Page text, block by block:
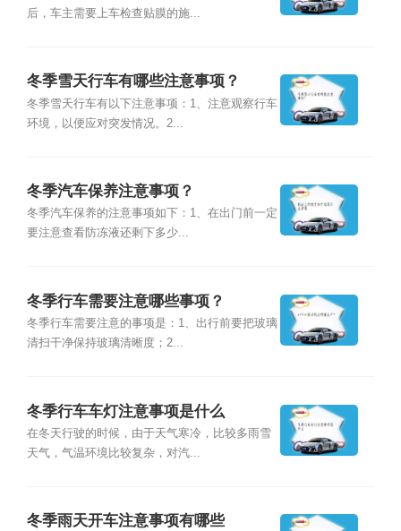
后，车主需要上车检查贴膜的施...
冬季雪天行车有哪些注意事项？
冬季雪天行车有以下注意事项：1、注意观察行车
环境，以便应对突发情况。2...
冬季汽车保养注意事项？
冬季汽车保养的注意事项如下：1、在出门前一定
要注意查看防冻液还剩下多少...
冬季行车需要注意哪些事项？
冬季行车需要注意的事项是：1、出行前要把玻璃
清扫干净保持玻璃清晰度；2...
冬季行车车灯注意事项是什么
在冬天行驶的时候，由于天气寒冷，比较多雨雪
天气，气温环境比较复杂，对汽...
冬季雨天开车注意事项有哪些